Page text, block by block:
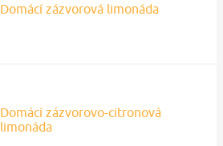
Domácí zázvorová limonáda
Domácí zázvorovo-citronová
limonáda